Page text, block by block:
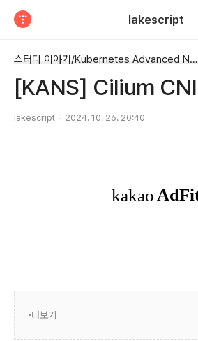
lakescript
스터디 이야기/Kubernetes Advanced Networking Study
[KANS] Cilium CNI
lakescript 2024. 10. 26. 20:40
더보기